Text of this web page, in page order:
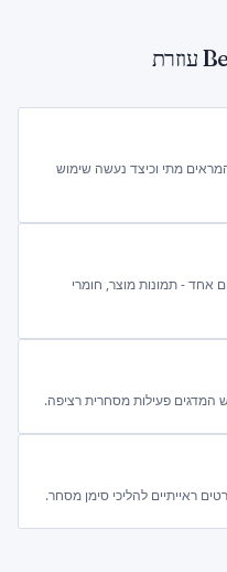
המראים מתי וכיצד נעשה שימוש
אחד - תמונות מוצר, חומרי
המדגים פעילות מסחרית רציפה.
ראייתיים להליכי סימן מסחר.